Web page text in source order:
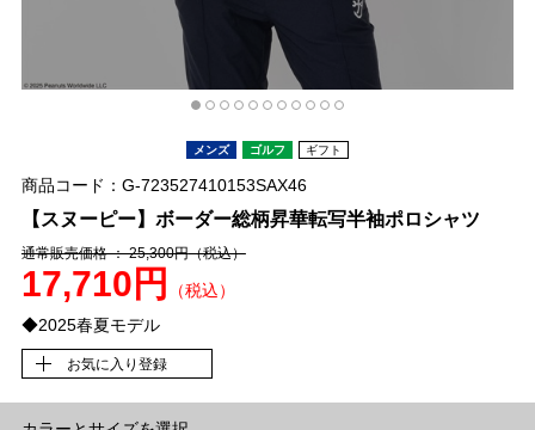
メンズ ゴルフ ギフト
商品コード：G-723527410153SAX46
【スヌーピー】ボーダー総柄昇華転写半袖ポロシャツ
通常販売価格 ： 25,300円（税込）
17,710円
（税込）
◆2025春夏モデル
お気に入り登録